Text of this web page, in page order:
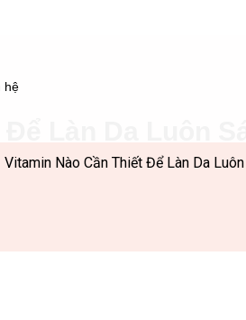
hệ
Vitamin Nào Cần Thiết Để Làn Da